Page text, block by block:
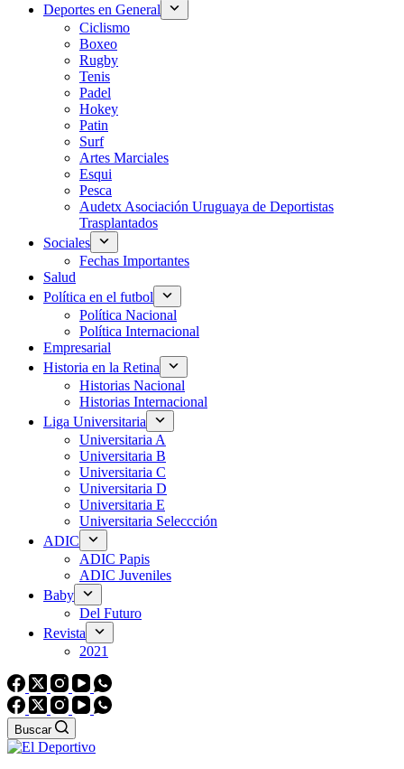
Deportes en General
Ciclismo
Boxeo
Rugby
Tenis
Padel
Hokey
Patin
Surf
Artes Marciales
Esqui
Pesca
Audetx Asociación Uruguaya de Deportistas
Trasplantados
Sociales
Fechas Importantes
Salud
Política en el futbol
Política Nacional
Política Internacional
Empresarial
Historia en la Retina
Historias Nacional
Historias Internacional
Liga Universitaria
Universitaria A
Universitaria B
Universitaria C
Universitaria D
Universitaria E
Universitaria Seleccción
ADIC
ADIC Papis
ADIC Juveniles
Baby
Del Futuro
Revista
2021
Buscar